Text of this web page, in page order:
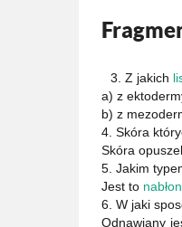
3. Z jakich
a) z
b) z
4. Skóra
Skóra
5. Jakim
Jest to
6. W jaki
Odnawiany